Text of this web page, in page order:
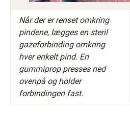
​Når der er renset omkring
pindene, lægges en steril
gazeforbinding omkring
hver enkelt pind. En
gummiprop presses ned
ovenpå og holder
forbindingen fast.